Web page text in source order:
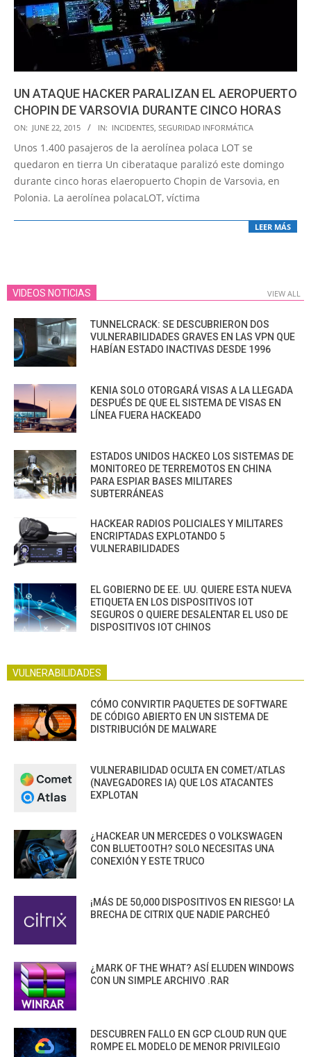
UN ATAQUE HACKER PARALIZAN EL AEROPUERTO
CHOPIN DE VARSOVIA DURANTE CINCO HORAS
2015-
06-
22
ON: JUNE 22, 2015 IN: INCIDENTES SEGURIDAD INFORMÁTICA
Unos 1.400 pasajeros de la aerolínea polaca LOT se
quedaron en tierra Un ciberataque paralizó este domingo
durante cinco horas elaeropuerto Chopin de Varsovia, en
Polonia. La aerolínea polacaLOT, víctima
LEER MÁS
VIDEOS NOTICIAS VIEW ALL
TUNNELCRACK: SE DESCUBRIERON DOS
VULNERABILIDADES GRAVES EN LAS VPN QUE
HABÍAN ESTADO INACTIVAS DESDE 1996
KENIA SOLO OTORGARÁ VISAS A LA LLEGADA
DESPUÉS DE QUE EL SISTEMA DE VISAS EN
LÍNEA FUERA HACKEADO
ESTADOS UNIDOS HACKEO LOS SISTEMAS DE
MONITOREO DE TERREMOTOS EN CHINA
PARA ESPIAR BASES MILITARES
SUBTERRÁNEAS
HACKEAR RADIOS POLICIALES Y MILITARES
ENCRIPTADAS EXPLOTANDO 5
VULNERABILIDADES
EL GOBIERNO DE EE. UU. QUIERE ESTA NUEVA
ETIQUETA EN LOS DISPOSITIVOS IOT
SEGUROS O QUIERE DESALENTAR EL USO DE
DISPOSITIVOS IOT CHINOS
VULNERABILIDADES
CÓMO CONVIRTIR PAQUETES DE SOFTWARE
DE CÓDIGO ABIERTO EN UN SISTEMA DE
DISTRIBUCIÓN DE MALWARE
VULNERABILIDAD OCULTA EN COMET/ATLAS
(NAVEGADORES IA) QUE LOS ATACANTES
EXPLOTAN
¿HACKEAR UN MERCEDES O VOLKSWAGEN
CON BLUETOOTH? SOLO NECESITAS UNA
CONEXIÓN Y ESTE TRUCO
¡MÁS DE 50,000 DISPOSITIVOS EN RIESGO! LA
BRECHA DE CITRIX QUE NADIE PARCHEÓ
¿MARK OF THE WHAT? ASÍ ELUDEN WINDOWS
CON UN SIMPLE ARCHIVO .RAR
DESCUBREN FALLO EN GCP CLOUD RUN QUE
ROMPE EL MODELO DE MENOR PRIVILEGIO